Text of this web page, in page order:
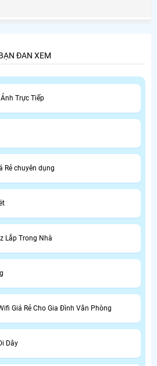
ĐAN XEM
Trực Tiếp
Rẻ chuyên dụng
Lắp Trong Nhà
Giá Rẻ Cho Gia Đình Văn Phòng
Dây